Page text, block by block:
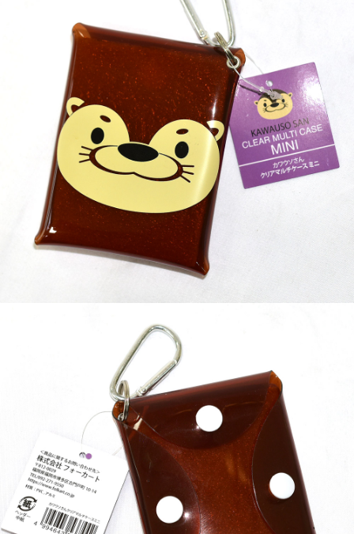
每筆NT$100，滿NT$999(含以上)免運費